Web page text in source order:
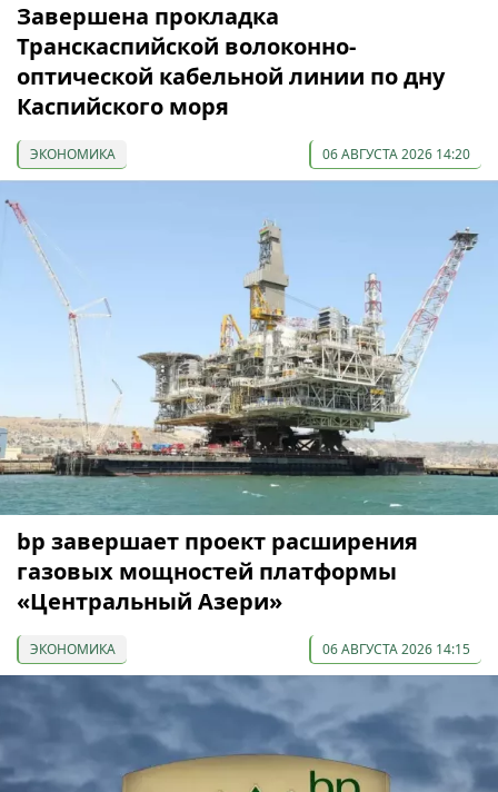
Завершена прокладка
Транскаспийской волоконно-
оптической кабельной линии по дну
Каспийского моря
ЭКОНОМИКА 06 АВГУСТА 2026 14:20
bp завершает проект расширения
газовых мощностей платформы
«Центральный Азери»
ЭКОНОМИКА 06 АВГУСТА 2026 14:15